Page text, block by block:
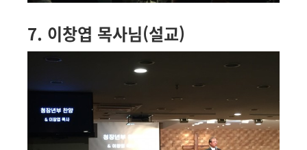
7. 이창엽 목사님(설교)